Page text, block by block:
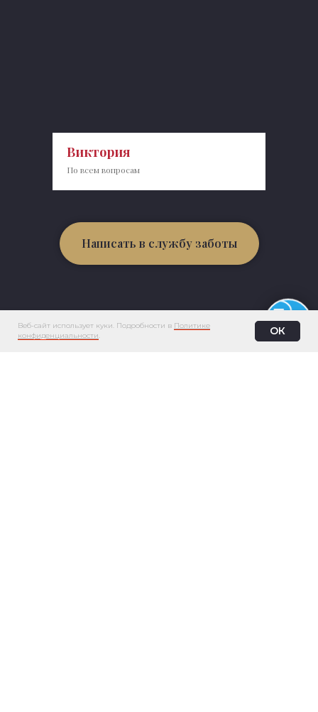
Виктория
По всем вопросам
Написать в службу заботы
Веб-сайт использует куки. Подробности в Политике
конфиденциальности
ОК